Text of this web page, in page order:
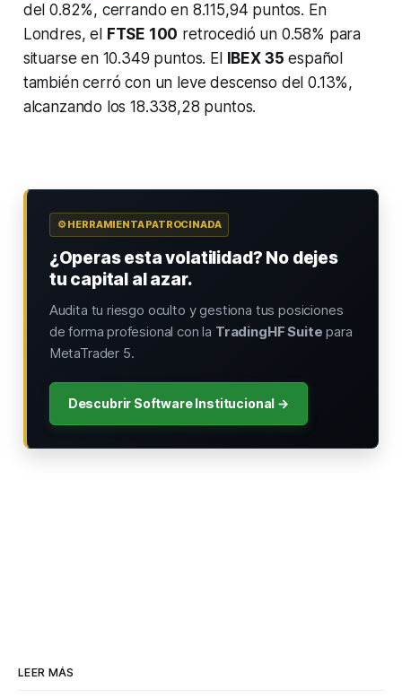
del 0.82%, cerrando en 8.115,94 puntos. En
Londres, el
FTSE 100 retrocedió un 0.58% para
situarse en 10.349 puntos. El
IBEX 35 español
también cerró con un leve descenso del 0.13%,
alcanzando los 18.338,28 puntos.
⚙️ HERRAMIENTA PATROCINADA
¿Operas esta volatilidad? No dejes
tu capital al azar.
Audita tu riesgo oculto y gestiona tus posiciones
de forma profesional con la TradingHF Suite para
MetaTrader 5.
Descubrir Software Institucional →
LEER MÁS